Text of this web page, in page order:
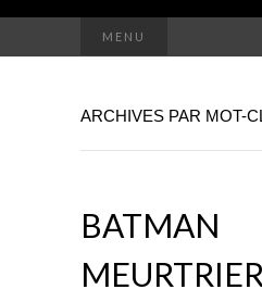
MENU
ARCHIVES PAR MOT-
BATMAN